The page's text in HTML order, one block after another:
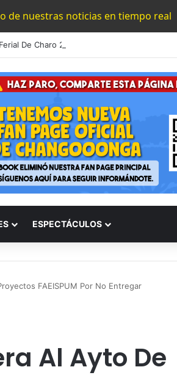
de nuestras noticias en tiempo real
ESPECTÁCULOS
FAEISPUM Por No Entregar
Al Ayto De